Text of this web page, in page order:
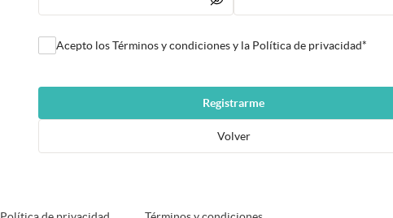
Acepto los Términos y condiciones y la Política de privacidad*
Registrarme
Volver